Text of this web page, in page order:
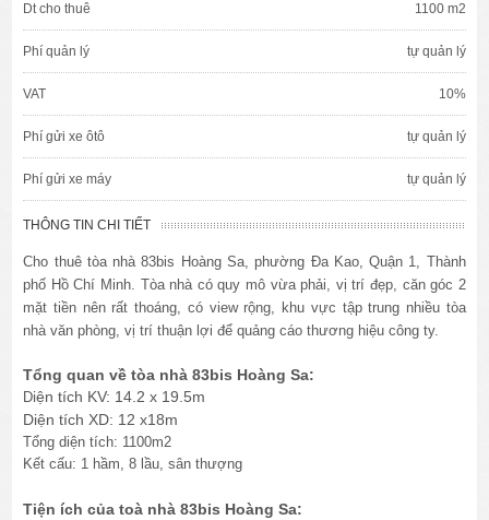
Dt cho thuê 1100 m2
Phí quản lý tự quản lý
VAT 10%
Phí gửi xe ôtô tự quản lý
Phí gửi xe máy tự quản lý
THÔNG TIN CHI TIẾT
Cho thuê tòa nhà 83bis Hoàng Sa, phường Đa Kao, Quận 1, Thành
phố Hồ Chí Minh. Tòa nhà có quy mô vừa phải, vị trí đẹp, căn góc 2
mặt tiền nên rất thoáng, có view rộng, khu vực tập trung nhiều tòa
nhà văn phòng, vị trí thuận lợi để quảng cáo thương hiệu công ty.
Tổng quan về tòa nhà 83bis Hoàng Sa:
Diện tích KV: 14.2 x 19.5m
Diện tích XD: 12 x18m
Tổng diện tích: 1100m2
Kết cấu: 1 hầm, 8 lầu, sân thượng
Tiện ích của toà nhà 83bis Hoàng Sa: